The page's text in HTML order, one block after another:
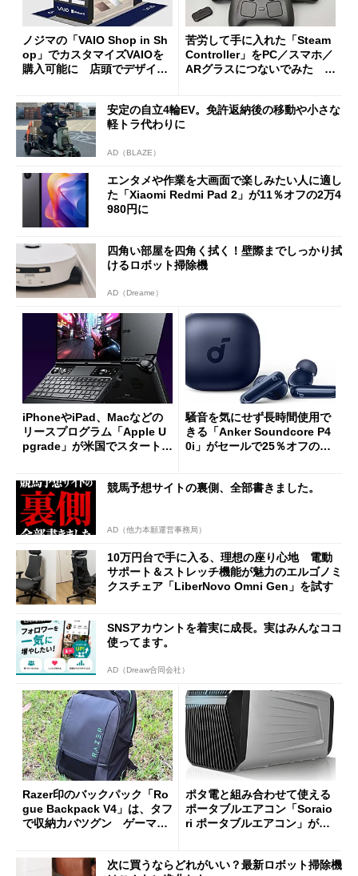
ノジマの「VAIO Shop in Sh
op」でカスタマイズVAIOを
購入可能に 店頭でデザイン
苦労して手に入れた「Steam
Controller」をPC／スマホ／
ARグラスにつないでみた ゲ
安定の自立4輪EV。免許返納後の移動や小さな
軽トラ代わりに
AD（BLAZE）
エンタメや作業を大画面で楽しみたい人に適し
た「Xiaomi Redmi Pad 2」が11％オフの2万4
980円に
四角い部屋を四角く拭く！壁際までしっかり拭
けるロボット掃除機
AD（Dreame）
iPhoneやiPad、Macなどの
リースプログラム「Apple U
pgrade」が米国でスタート／
ut」が明...
騒音を気にせず長時間使用で
きる「Anker Soundcore P4
0i」がセールで25％オフの59
競馬予想サイトの裏側、全部書きました。
AD（他力本願運営事務局）
10万円台で手に入る、理想の座り心地 電動
サポート＆ストレッチ機能が魅力のエルゴノミ
クスチェア「LiberNovo Omni Gen」を試す
SNSアカウントを着実に成長。実はみんなココ
使ってます。
AD（Dreaw合同会社）
Razer印のバックパック「Ro
gue Backpack V4」は、タフ
で収納力バツグン ゲーマー
ポタ電と組み合わせて使える
ポータブルエアコン「Soraio
ri ポータブルエアコン」がセ
次に買うならどれがいい？最新ロボット掃除機